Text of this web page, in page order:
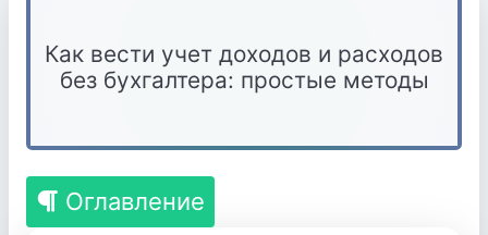
Как вести учет доходов и расходов
без бухгалтера: простые методы
Оглавление